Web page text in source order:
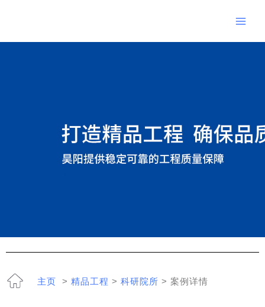
主页 > 精品工程 > 科研院所 > 案例详情